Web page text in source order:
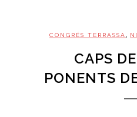
CONGRÉS TERRASSA
CAPS
PONENTS